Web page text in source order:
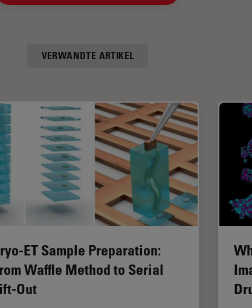
VERWANDTE ARTIKEL
ET Sample Preparation:
Waffle Method to Serial
Out